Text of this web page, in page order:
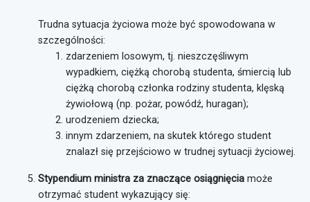
Trudna sytuacja życiowa może być spowodowana w
szczególności:
zdarzeniem losowym, tj. nieszczęśliwym
wypadkiem, ciężką chorobą studenta, śmiercią lub
ciężką chorobą członka rodziny studenta, klęską
żywiołową (np. pożar, powódź, huragan);
urodzeniem dziecka;
innym zdarzeniem, na skutek którego student
znalazł się przejściowo w trudnej sytuacji życiowej.
Stypendium ministra za znaczące osiągnięcia może
otrzymać student wykazujący się: